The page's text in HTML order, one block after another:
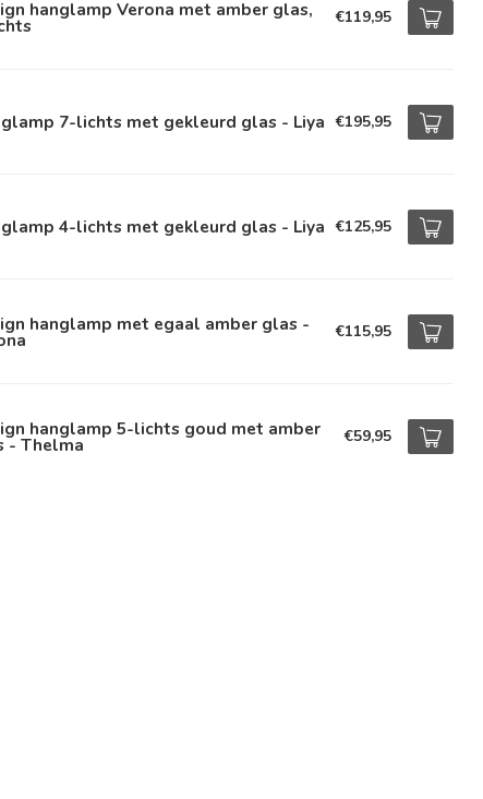
hanglamp Verona met amber glas, €119,95
7-lichts met gekleurd glas - Liya €195,95
4-lichts met gekleurd glas - Liya €125,95
hanglamp met egaal amber glas - €115,95
hanglamp 5-lichts goud met amber
- Thelma €59,95